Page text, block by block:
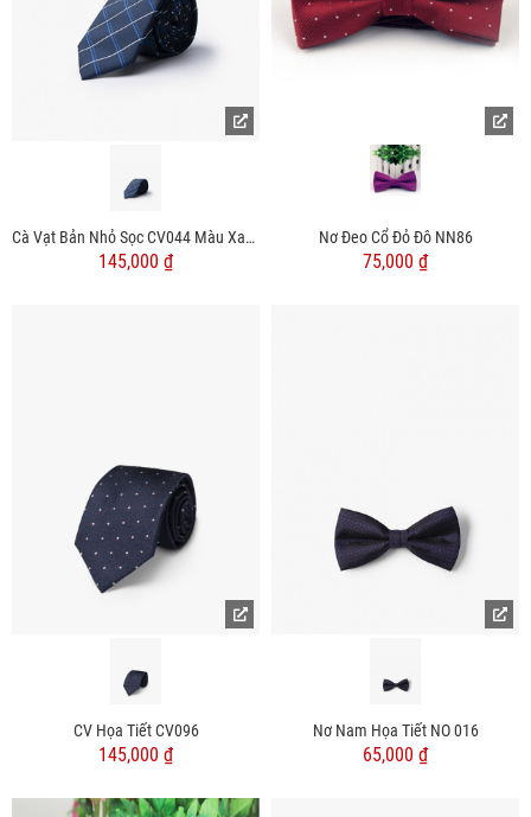
Cà Vạt Bản Nhỏ Sọc CV044 Màu Xanh Đen
145,000 ₫
Nơ Đeo Cổ Đỏ Đô NN86
75,000 ₫
CV Họa Tiết CV096
145,000 ₫
Nơ Nam Họa Tiết NO 016
65,000 ₫